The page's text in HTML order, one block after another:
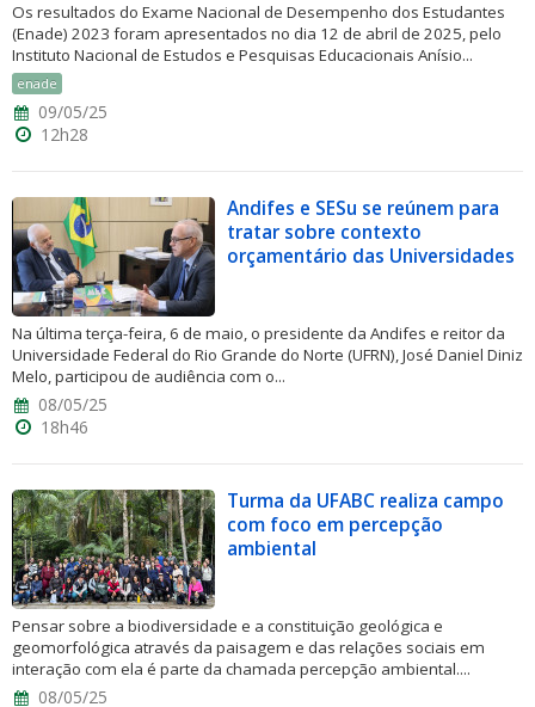
Os resultados do Exame Nacional de Desempenho dos Estudantes
(Enade) 2023 foram apresentados no dia 12 de abril de 2025, pelo
Instituto Nacional de Estudos e Pesquisas Educacionais Anísio...
enade
09/05/25
12h28
Andifes e SESu se reúnem para
tratar sobre contexto
orçamentário das Universidades
Na última terça-feira, 6 de maio, o presidente da Andifes e reitor da
Universidade Federal do Rio Grande do Norte (UFRN), José Daniel Diniz
Melo, participou de audiência com o...
08/05/25
18h46
Turma da UFABC realiza campo
com foco em percepção
ambiental
Pensar sobre a biodiversidade e a constituição geológica e
geomorfológica através da paisagem e das relações sociais em
interação com ela é parte da chamada percepção ambiental....
08/05/25